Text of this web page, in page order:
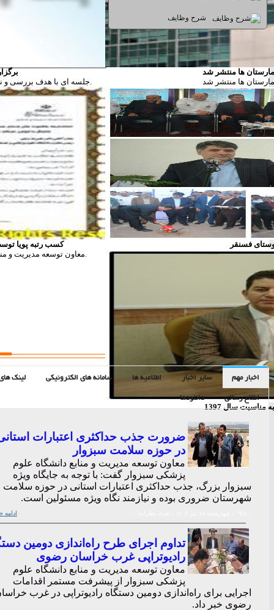
جلسه ای با هدف بررسی و نظارت حین انجام کار و کنترل درصد پیشرفت پروژه مقیسه به به لحاظ فیزیکی و ریالی برگزار شد.
ها منتشر شد
ها منتشر شد
کسب رتبه پویا
معاون توسعه مدیریت و منابع دانشگاه از کسب رتبه پویا در مدیریت عملکرد توسط دانشگاه علوم پزشکی سبزوار خبر داد.
سال 1397
شرح وظایف
اخبار مهم سایر اخبار اطلاعیه ها سامانه های الکترونیکی لینک
اطلاع رسانی دانلودها
ضرورت جذب حداکثری اعتبارات
در حوزه سلامت سبزوار
معاون توسعه مدیریت و منابع دانشگاه علوم
پزشکی سبزوار گفت: با توجه به جایگاه ویژه
سبزوار بزرگ، جذب حداکثری اعتبارات استانی در حوزه سلامت
شهرستان ضروری بوده و نیازمند نگاه ویژه مسئولین است.
ادامه
تداوم اجرای طرح راه‌اندازی دومین
رادیوتراپی غرب خراسان رضوی
معاون توسعه مدیریت و منابع دانشگاه علوم
پزشکی سبزوار از پیشرفت مستمر اقدامات
اجرایی برای راه‌اندازی دومین دستگاه رادیوتراپی در غرب
رضوی خبر داد.